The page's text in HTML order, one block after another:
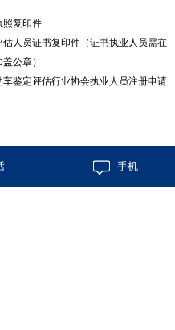
照复印件
人员证书复印件（证书执业人员需在
公章）
鉴定评估行业协会执业人员注册申请
证书是指国家人力资源部或机动车鉴
手机